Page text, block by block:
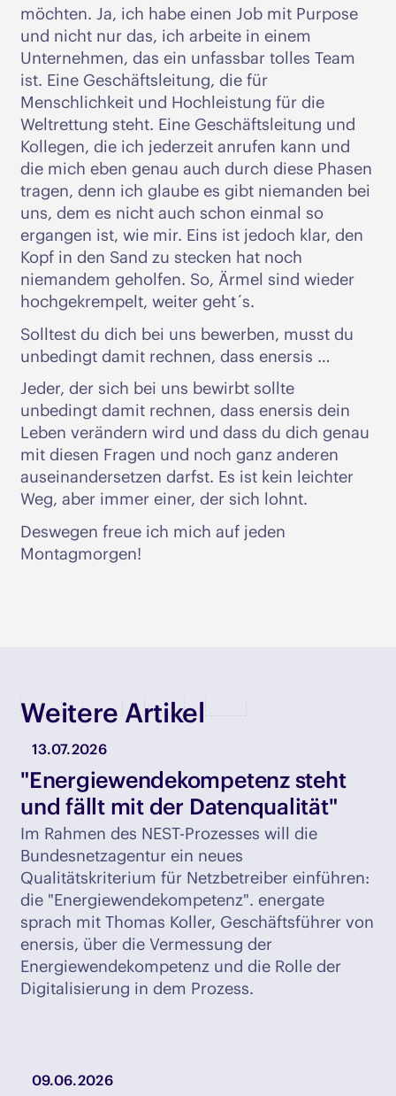
möchten. Ja, ich habe einen Job mit Purpose
und nicht nur das, ich arbeite in einem
Unternehmen, das ein unfassbar tolles Team
ist. Eine Geschäftsleitung, die für
Menschlichkeit und Hochleistung für die
Weltrettung steht. Eine Geschäftsleitung und
Kollegen, die ich jederzeit anrufen kann und
die mich eben genau auch durch diese Phasen
tragen, denn ich glaube es gibt niemanden bei
uns, dem es nicht auch schon einmal so
ergangen ist, wie mir. Eins ist jedoch klar, den
Kopf in den Sand zu stecken hat noch
niemandem geholfen. So, Ärmel sind wieder
hochgekrempelt, weiter geht´s.
Solltest du dich bei uns bewerben, musst du
unbedingt damit rechnen, dass enersis …
Jeder, der sich bei uns bewirbt sollte
unbedingt damit rechnen, dass enersis dein
Leben verändern wird und dass du dich genau
mit diesen Fragen und noch ganz anderen
auseinandersetzen darfst. Es ist kein leichter
Weg, aber immer einer, der sich lohnt.
Deswegen freue ich mich auf jeden
Montagmorgen!
Weitere Artikel
13.07.2026
"Energiewendekompetenz steht
und fällt mit der Datenqualität"
Im Rahmen des NEST-Prozesses will die
Bundesnetzagentur ein neues
Qualitätskriterium für Netzbetreiber einführen:
die "Energiewendekompetenz". energate
sprach mit Thomas Koller, Geschäftsführer von
enersis, über die Vermessung der
Energiewendekompetenz und die Rolle der
Digitalisierung in dem Prozess.
09.06.2026